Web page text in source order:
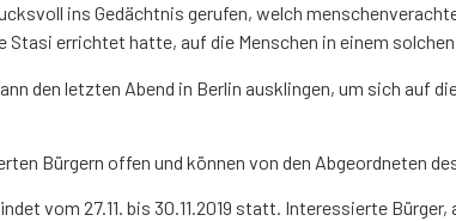
ins Gedächtnis gerufen, welch
errichtet hatte, auf die Menschen in einem
den letzten Abend in Berlin ausklingen, um sich auf
Bürgern offen und können von den Abgeordneten
vom 27.11. bis 30.11.2019 statt. Interessierte